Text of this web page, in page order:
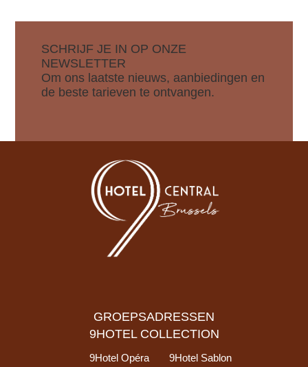
SCHRIJF JE IN OP ONZE
NEWSLETTER
Om ons laatste nieuws, aanbiedingen en
de beste tarieven te ontvangen.
GROEPSADRESSEN
9HOTEL COLLECTION
9Hotel Opéra
9Hotel Sablon